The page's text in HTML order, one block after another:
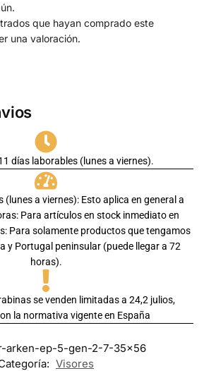
que hayan comprado este
una valoración.
días laborables (lunes a viernes).
(lunes a viernes): Esto aplica en general a
Para artículos en stock inmediato en
Para solamente productos que tengamos
y Portugal peninsular (puede llegar a 72
horas).
se venden limitadas a 24,2 julios,
la normativa vigente en España
arken-ep-5-gen-2-7-35x56
Visores